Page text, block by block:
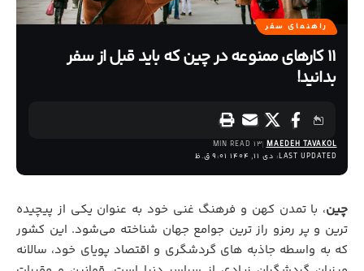
راهنمای سفر
11 کارهای ممنوعه در چین که باید قبل از سفر
بدانید!
LAST UPDATED: دی 11, 1404 9:01 ق.ظ
MAEDEH TAVAKOL
13 MIN READ
چین، با تمدن کهن و فرهنگ غنی خود به‌ عنوان یکی از پیچیده‌
ترین و پر رمزو راز ترین جوامع جهان شناخته می‌شود. این کشور
که به ‌واسطه جاذبه ‌های گردشگری و اقتصاد پویای خود، سالانه